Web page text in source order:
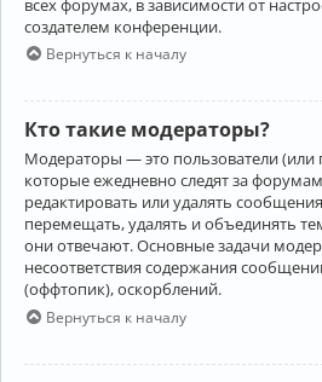
создателем конференции.
Вернуться к началу
Кто такие модераторы?
Модераторы — это пользователи (или
которые ежедневно следят за
редактировать или удалять
перемещать, удалять и объединять
они отвечают. Основные задачи
несоответствия содержания
(оффтопик), оскорблений.
Вернуться к началу